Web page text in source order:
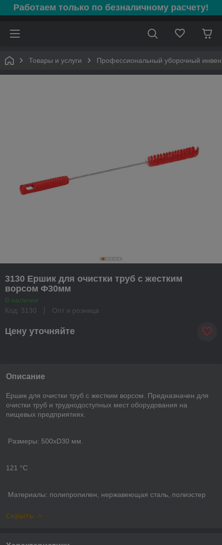
Работаем только по безналичному расчету!
Товары и услуги Профессиональный уборочный
3130 Ершик для очистки труб с жестким
ворсом Ф30мм
В наличии
Код: 3130
Опт и розница
Цену уточняйте
Описание
Ершик для очистки труб с жестким ворсом. Предназначен для
очистки труб и труднодоступных мест оборудования на
пищевых предприятиях.
Размеры: 500хD30 мм.
121 °С
Материалы: полипропилен, нержавеющая сталь, полиэстер
Скрыть